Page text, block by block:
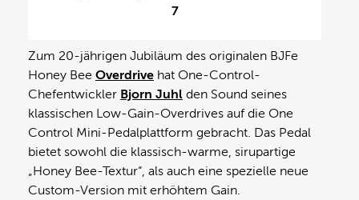
7
Zum 20-jährigen Jubiläum des originalen BJFe
Honey Bee Overdrive hat One-Control-
Chefentwickler Bjorn Juhl den Sound seines
klassischen Low-Gain-Overdrives auf die One
Control Mini-Pedalplattform gebracht. Das Pedal
bietet sowohl die klassisch-warme, sirupartige
„Honey Bee-Textur“, als auch eine spezielle neue
Custom-Version mit erhöhtem Gain.